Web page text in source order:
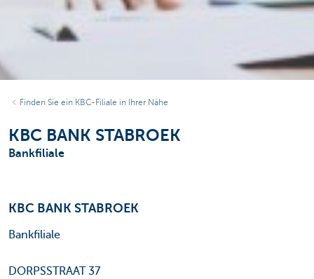
Finden Sie ein KBC-Filiale in Ihrer Nähe
KBC BANK STABROEK
Bankfiliale
KBC BANK STABROEK
Bankfiliale
DORPSSTRAAT 37